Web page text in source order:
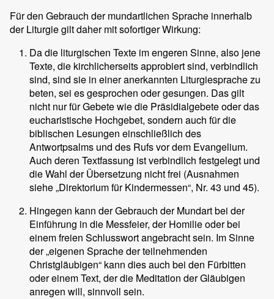
Für den Gebrauch der mundartlichen Sprache innerhalb
der Liturgie gilt daher mit sofortiger Wirkung:
Da die liturgischen Texte im engeren Sinne, also jene
Texte, die kirchlicherseits approbiert sind, verbindlich
sind, sind sie in einer anerkannten Liturgiesprache zu
beten, sei es gesprochen oder gesungen. Das gilt
nicht nur für Gebete wie die Präsidialgebete oder das
eucharistische Hochgebet, sondern auch für die
biblischen Lesungen einschließlich des
Antwortpsalms und des Rufs vor dem Evangelium.
Auch deren Textfassung ist verbindlich festgelegt und
die Wahl der Übersetzung nicht frei (Ausnahmen
siehe „Direktorium für Kindermessen“, Nr. 43 und 45).
Hingegen kann der Gebrauch der Mundart bei der
Einführung in die Messfeier, der Homilie oder bei
einem freien Schlusswort angebracht sein. Im Sinne
der „eigenen Sprache der teilnehmenden
Christgläubigen“ kann dies auch bei den Fürbitten
oder einem Text, der die Meditation der Gläubigen
anregen will, sinnvoll sein.